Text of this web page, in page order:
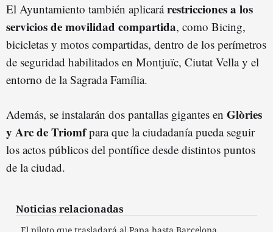
El Ayuntamiento también aplicarárestricciones a los
servicios de movilidad compartida, como Bicing,
bicicletas y motos compartidas, dentro de los perímetros
de seguridad habilitados en Montjuïc, Ciutat Vella y el
entorno de la Sagrada Família.
Además, se instalarán dos pantallas gigantes en Glòries
y Arc de Triomfpara que la ciudadanía pueda seguir
los actos públicos del pontífice desde distintos puntos
de la ciudad.
Noticias relacionadas